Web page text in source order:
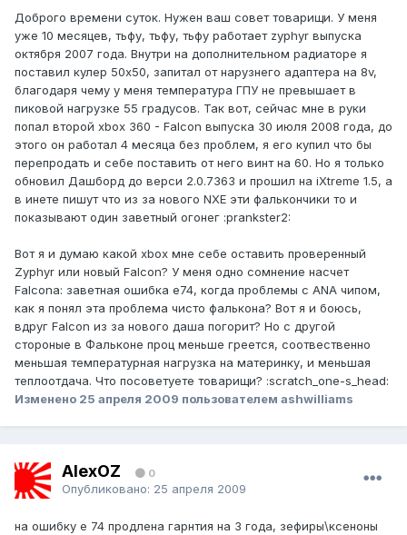
Доброго времени суток. Нужен ваш совет товарищи. У меня
уже 10 месяцев, тьфу, тьфу, тьфу работает zyphyr выпуска
октября 2007 года. Внутри на дополнительном радиаторе я
поставил кулер 50х50, запитал от нарузнего адаптера на 8v,
благодаря чему у меня температура ГПУ не превышает в
пиковой нагрузке 55 градусов. Так вот, сейчас мне в руки
попал второй xbox 360 - Falcon выпуска 30 июля 2008 года, до
этого он работал 4 месяца без проблем, я его купил что бы
перепродать и себе поставить от него винт на 60. Но я только
обновил Дашборд до верси 2.0.7363 и прошил на iXtreme 1.5, а
в инете пишут что из за нового NXE эти фалькончики то и
показывают один заветный огонег :prankster2:
Вот я и думаю какой xbox мне себе оставить проверенный
Zyphyr или новый Falcon? У меня одно сомнение насчет
Falcona: заветная ошибка е74, когда проблемы с ANA чипом,
как я понял эта проблема чисто фалькона? Вот я и боюсь,
вдруг Falcon из за нового даша погорит? Но с другой
стороные в Фальконе проц меньше греется, соотвественно
меньшая температурная нагрузка на материнку, и меньшая
теплоотдача. Что посоветуете товарищи? :scratch_one-s_head:
Изменено 25 апреля 2009 пользователем ashwilliams
AlexOZ 0
Опубликовано: 25 апреля 2009
на ошибку е 74 продлена гарнтия на 3 года, зефиры\ксеноны